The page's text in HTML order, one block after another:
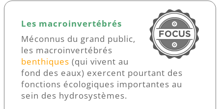
Les macroinvertébrés
Méconnus du grand public,
les macroinvertébrés
benthiques (qui vivent au
fond des eaux) exercent pourtant des
fonctions écologiques importantes au
sein des hydrosystèmes.